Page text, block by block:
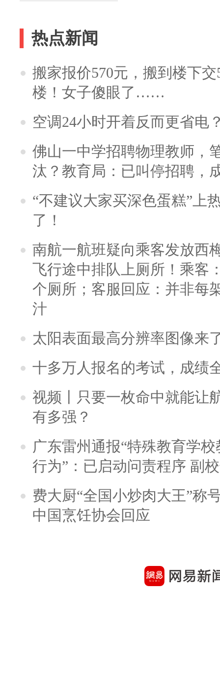
热点新闻
搬家报价570元，搬到楼下
楼！女子傻眼了……
空调24小时开着反而更省电
佛山一中学招聘物理教师，
汰？教育局：已叫停招聘，
“不建议大家买深色蛋糕”上
了！
南航一航班疑向乘客发放西
飞行途中排队上厕所！乘客
个厕所；客服回应：并非每
汁
太阳表面最高分辨率图像来
十多万人报名的考试，成绩
视频丨只要一枚命中就能让
有多强？
广东雷州通报“特殊教育学
行为”：已启动问责程序 副
费大厨“全国小炒肉大王”称
中国烹饪协会回应